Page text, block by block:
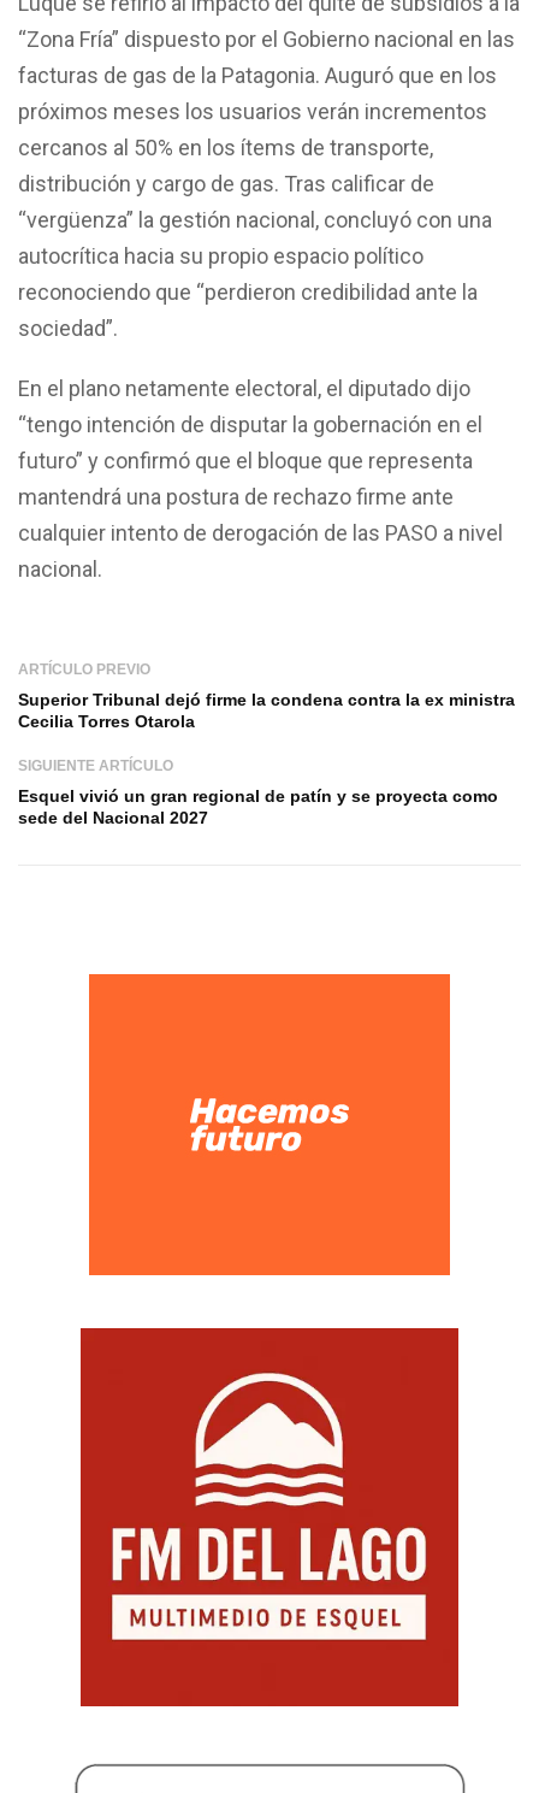
“Zona Fría” dispuesto por el Gobierno nacional en las
facturas de gas de la Patagonia. Auguró que en los
próximos meses los usuarios verán incrementos
cercanos al 50% en los ítems de transporte,
distribución y cargo de gas. Tras calificar de
“vergüenza” la gestión nacional, concluyó con una
autocrítica hacia su propio espacio político
reconociendo que “perdieron credibilidad ante la
sociedad”.
En el plano netamente electoral, el diputado dijo
“tengo intención de disputar la gobernación en el
futuro” y confirmó que el bloque que representa
mantendrá una postura de rechazo firme ante
cualquier intento de derogación de las PASO a nivel
nacional.
ARTÍCULO PREVIO
Superior Tribunal dejó firme la condena contra la ex ministra
Cecilia Torres Otarola
SIGUIENTE ARTÍCULO
Esquel vivió un gran regional de patín y se proyecta como
sede del Nacional 2027